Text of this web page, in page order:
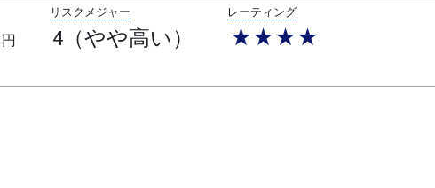
リスクメジャー
4（やや高い）
レーティング
★★★★